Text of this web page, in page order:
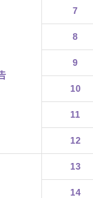
7
8
9
10
11
12
13
14